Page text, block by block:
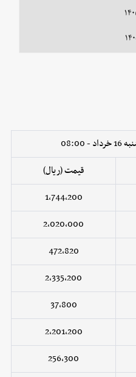
قیمت (ریال)
1,744,200
2,020,000
472,820
2,335,200
37,800
2,201,200
256,300